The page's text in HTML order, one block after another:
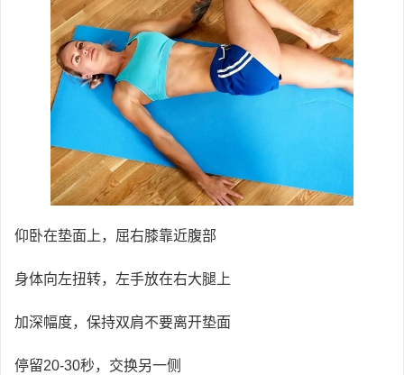
仰卧在垫面上，屈右膝靠近腹部
身体向左扭转，左手放在右大腿上
加深幅度，保持双肩不要离开垫面
停留20-30秒，交换另一侧